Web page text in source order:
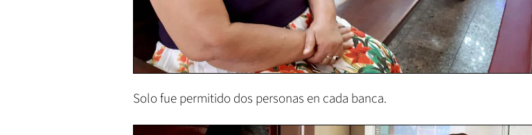
Solo fue permitido dos personas en cada banca.